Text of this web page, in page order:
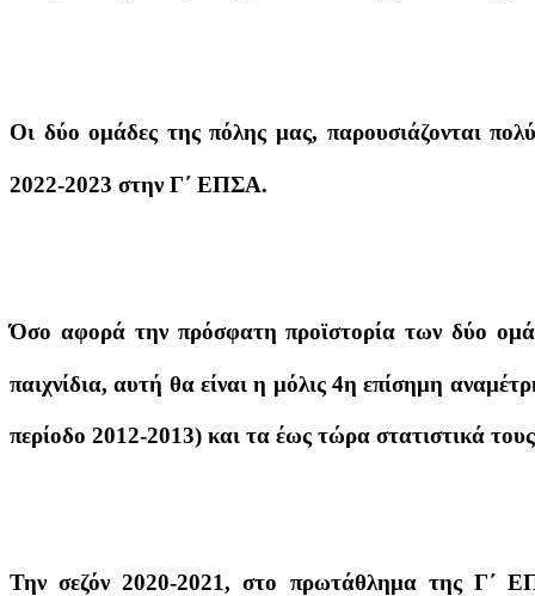
Οι δύο ομάδες της πόλης μας, παρουσιάζονται
2022-2023 στην Γ΄ ΕΠΣΑ.
Όσο αφορά την πρόσφατη προϊστορία των δύο
παιχνίδια, αυτή θα είναι η μόλις 4η επίσημη
περίοδο 2012-2013) και τα έως τώρα στατιστικά
Την σεζόν 2020-2021, στο πρωτάθλημα της Γ΄